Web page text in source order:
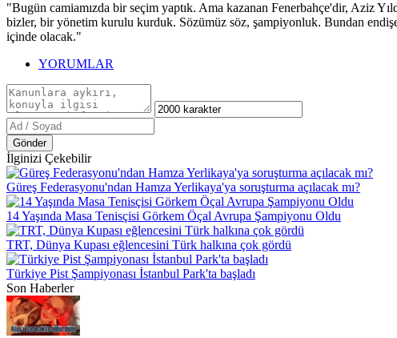
"Bugün camiamızda bir seçim yaptık. Ama kazanan Fenerbahçe'dir, Aziz
bizler, bir yönetim kurulu kurduk. Sözümüz söz, şampiyonluk. Bundan
içinde olacak."
YORUMLAR
Gönder
İlginizi Çekebilir
Güreş Federasyonu'ndan Hamza Yerlikaya'ya soruşturma açılacak mı?
14 Yaşında Masa Tenisçisi Görkem Öçal Avrupa Şampiyonu Oldu
TRT, Dünya Kupası eğlencesini Türk halkına çok gördü
Türkiye Pist Şampiyonası İstanbul Park'ta başladı
Son Haberler